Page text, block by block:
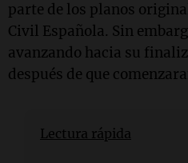
parte de los planos
Civil Española. Sin
avanzando hacia su
después de que
Lectura rápida